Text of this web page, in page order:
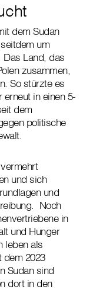
dem Sudan
um
Das Land, das
zusammen,
So stürzte es
in einen 5-
dem
politische
und sich
und
Noch
in
und Hunger
leben als
dem 2023
Sudan sind
dort in den